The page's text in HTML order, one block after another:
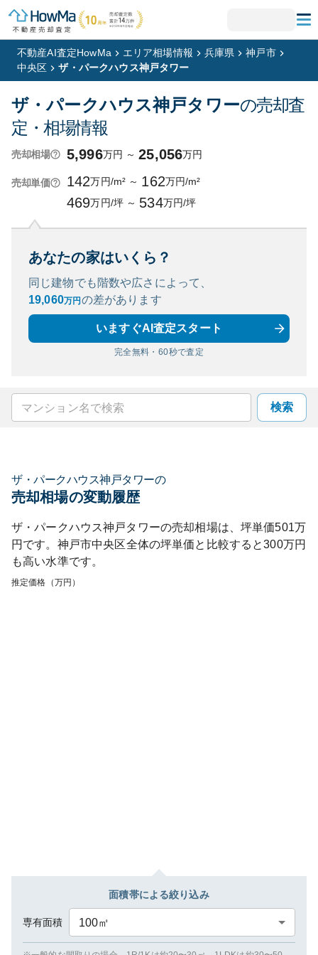
不動産AI査定HowMa エリア相場情報 兵庫県
神戸市
中央区
ザ・パークハウス神戸タワー
ザ・パークハウス神戸タワーの売却査
定・相場情報
売却相場 5,996万円 ～ 25,056万円
売却単価 142万円/m² ～ 162万円/m²
469万円/坪 ～ 534万円/坪
あなたの家はいくら？
同じ建物でも階数や広さによって、
19,060万円 の差があります
いますぐAI査定スタート
完全無料・60秒で査定
検索
ザ・パークハウス神戸タワーの
売却相場の変動履歴
ザ・パークハウス神戸タワーの売却相場は、坪単価501万
円です。 神戸市中央区全体の坪単価と比較すると300万円
も高い水準です。
推定価格（万円）
面積帯による絞り込み
専有面積 100㎡